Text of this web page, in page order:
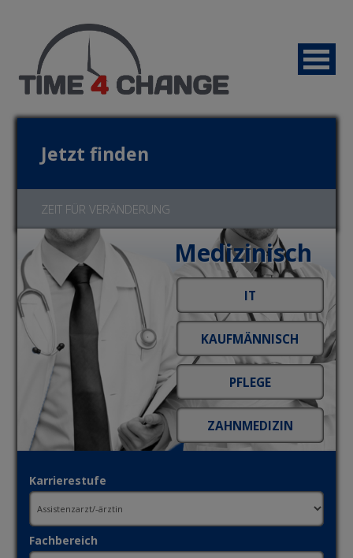
Jetzt bewerben!
Jetzt finden
ZEIT FÜR VERÄNDERUNG
Medizinisch
Karrierestufe
Fachbereich